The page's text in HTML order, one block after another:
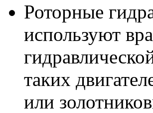
Роторные
используют
таких
или